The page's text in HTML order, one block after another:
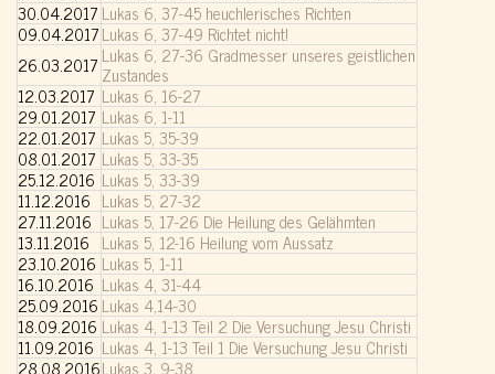
30.04.2017 Lukas 6, 37-45 heuchlerisches Richten
09.04.2017Lukas 6, 37-49 Richtet nicht!
26.03.2017 Lukas 6, 27-36 Gradmesser unseres geistlichen
Zustandes
12.03.2017 Lukas 6, 16-27
29.01.2017 Lukas 6, 1-11
22.01.2017 Lukas 5, 35-39
08.01.2017 Lukas 5, 33-35
25.12.2016 Lukas 5, 33-39
11.12.2016 Lukas 5, 27-32
27.11.2016 Lukas 5, 17-26 Die Heilung des Gelähmten
13.11.2016 Lukas 5, 12-16 Heilung vom Aussatz
23.10.2016 Lukas 5, 1-11
16.10.2016 Lukas 4, 31-44
25.09.2016 Lukas 4,14-30
18.09.2016 Lukas 4, 1-13 Teil 2 Die Versuchung Jesu Christi
11.09.2016 Lukas 4, 1-13 Teil 1 Die Versuchung Jesu Christi
28.08.2016Lukas 3, 9-38